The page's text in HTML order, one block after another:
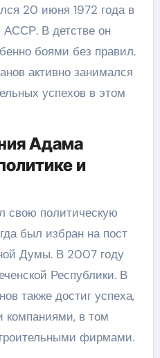
20 июня 1972 года в
АССР. В детстве он
боями без правил.
активно занимался
успехов в этом
Адама
и
свою политическую
был избран на пост
Думы. В 2007 году
Республики. В
также достиг успеха,
компаниями, в том
фирмами.